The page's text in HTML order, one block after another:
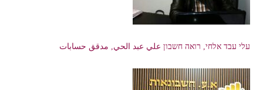
עלי עבד אלחי, רואה חשבון علي عبد الحي, مدقق حسابات